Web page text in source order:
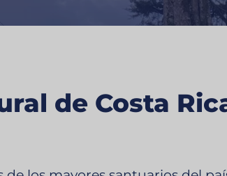
de Costa